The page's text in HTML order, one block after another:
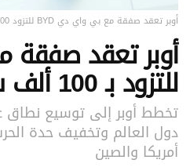
أوبر تعقد صفقة مع بي واي دي BYD للتزود 100 ألف سيارة كهربائية
أوبر تعقد
للتزود بـ 100 ألف سيارة كهربائية
تخطط أوبر إلى توسيع
دول العالم وتخفيف حدة
أمريكا والصين